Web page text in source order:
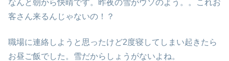
なんと朝から快晴です。昨夜の雪がウソのよう。。これお
客さん来るんじゃないの！？
職場に連絡しようと思ったけど2度寝してしまい起きたら
お昼ご飯でした。雪だからしょうがないよね。